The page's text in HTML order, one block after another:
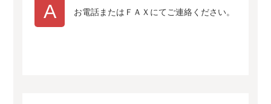
A お電話またはＦＡＸにてご連絡ください。